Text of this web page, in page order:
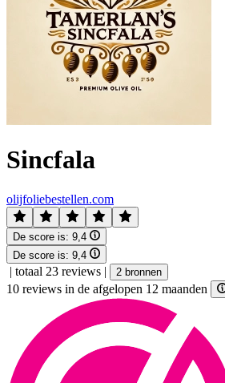
Sincfala
olijfoliebestellen.com
De score is: 9,4
De score is: 9,4
| totaal 23 reviews | 2 bronnen
10 reviews in de afgelopen 12 maanden